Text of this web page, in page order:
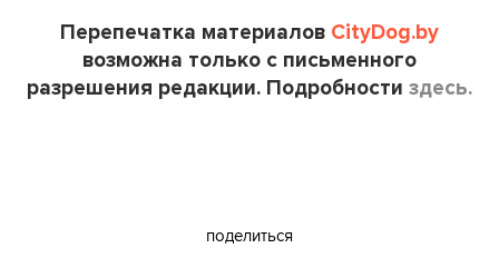
Перепечатка материалов CityDog.by
возможна только с письменного
разрешения редакции. Подробности здесь.
поделиться